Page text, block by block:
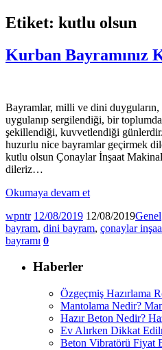
Etiket: kutlu olsun
Kurban Bayramınız
Bayramlar, milli ve dini duyguların,
uygulanıp sergilendiği, bir
şekillendiği, kuvvetlendiği
huzurlu nice bayramlar geçirmek
kutlu olsun Çonaylar İnşaat
dileriz…
Okumaya devam et
wpntr 12/08/2019 12/08/2019Genel
bayram, dini bayram, çonaylar
bayramı 0
Haberler
Özgeçmiş Hazırlama
Mantolama Nedir?
Hazır Beton Nedir?
Ev Alırken Dikkat
Beton Vibratörü Fiyat